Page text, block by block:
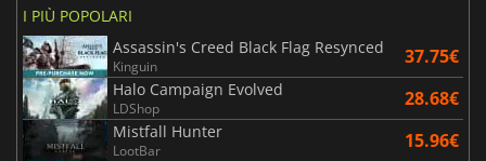
I PIÙ POPOLARI
Assassin's Creed Black Flag Resynced
Kinguin 37.75€
Halo Campaign Evolved
LDShop 28.68€
Mistfall Hunter
LootBar 15.96€